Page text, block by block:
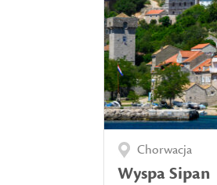
Chorwacja
Wyspa Sipan